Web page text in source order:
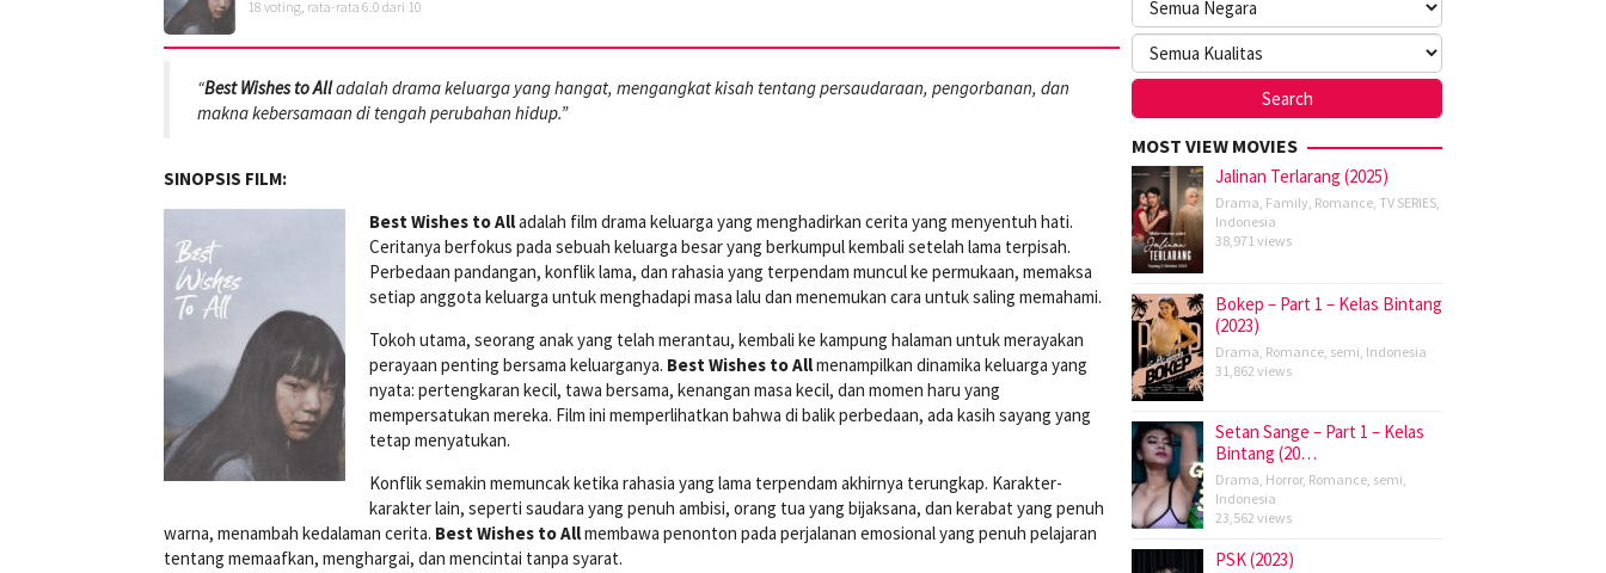
18 voting, rata-rata 6.0 dari 10
“Best Wishes to Alladalah drama keluarga yang hangat, mengangkat kisah tentang persaudaraan, pengorbanan, dan
makna kebersamaan di tengah perubahan hidup.”
SINOPSIS FILM:
Best Wishes to Alladalah film drama keluarga yang menghadirkan cerita yang menyentuh hati.
Ceritanya berfokus pada sebuah keluarga besar yang berkumpul kembali setelah lama terpisah.
Perbedaan pandangan, konflik lama, dan rahasia yang terpendam muncul ke permukaan, memaksa
setiap anggota keluarga untuk menghadapi masa lalu dan menemukan cara untuk saling memahami.
Tokoh utama, seorang anak yang telah merantau, kembali ke kampung halaman untuk merayakan
perayaan penting bersama keluarganya. Best Wishes to Allmenampilkan dinamika keluarga yang
nyata: pertengkaran kecil, tawa bersama, kenangan masa kecil, dan momen haru yang
mempersatukan mereka. Film ini memperlihatkan bahwa di balik perbedaan, ada kasih sayang yang
tetap menyatukan.
Konflik semakin memuncak ketika rahasia yang lama terpendam akhirnya terungkap. Karakter-
karakter lain, seperti saudara yang penuh ambisi, orang tua yang bijaksana, dan kerabat yang penuh
warna, menambah kedalaman cerita. Best Wishes to Allmembawa penonton pada perjalanan emosional yang penuh pelajaran
tentang memaafkan, menghargai, dan mencintai tanpa syarat.
MOST VIEW MOVIES
Jalinan Terlarang (2025)
Drama, Family, Romance, TV SERIES,
Indonesia
38,971 views
Bokep – Part 1 – Kelas Bintang
(2023)
Drama, Romance, semi, Indonesia
31,862 views
Setan Sange – Part 1 – Kelas
Bintang (20…
Drama, Horror, Romance, semi,
Indonesia
23,562 views
PSK (2023)